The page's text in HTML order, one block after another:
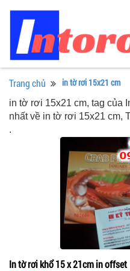
Trang chủ in tờ rơi 15x21 cm
in tờ rơi 15x21 cm, tag của
nhất về in tờ rơi 15x21 cm,
.
In tờ rơi khổ 15 x 21cm in offset